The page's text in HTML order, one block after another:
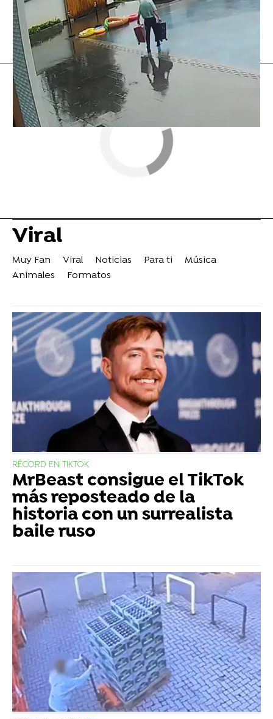
Twitter
Flooxer Now » Viral
Viral
Muy Fan Viral Noticias Para ti
Música
Animales
Formatos
RÉCORD EN TIKTOK
MrBeast consigue el TikTok
más reposteado de la
historia con un surrealista
baile ruso